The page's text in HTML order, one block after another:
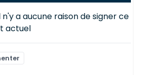
a aucune raison de signer ce
actuel